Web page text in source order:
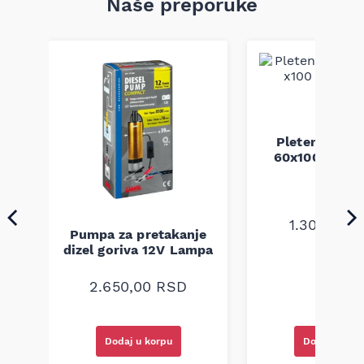
Naše preporuke
Pumpa za pretakanje
dizel goriva 12V Lampa
2.650,00 RSD
Dodaj u korpu
Pletenica
60x100
1.300,00
Dodaj u